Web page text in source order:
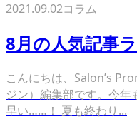
2021.09.02コラム
8月の人気記事
こんにちは、Salon’s
ジン）編集部です。今年
早い……！ 夏も終わり...